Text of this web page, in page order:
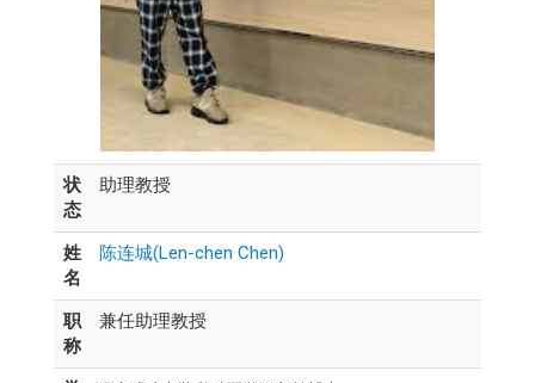
状
态
助理教授
姓
名
陈连城(Len-chen Chen)
职
称
兼任助理教授